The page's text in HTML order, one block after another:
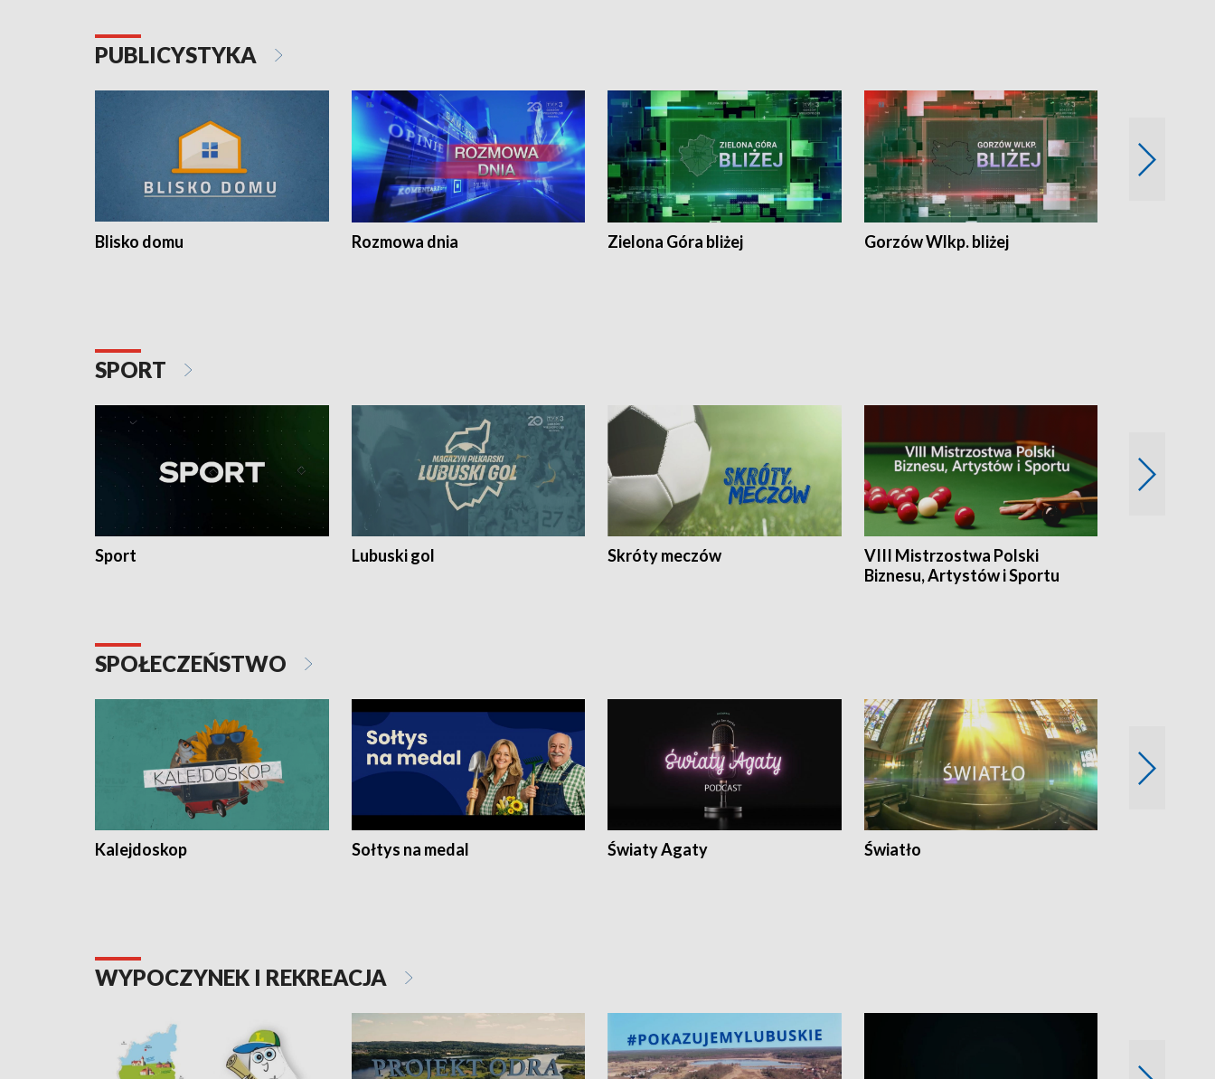
PUBLICYSTYKA
Blisko domu Rozmowa dnia Zielona Góra bliżej Gorzów Wlkp. bliżej
SPORT
Sport Lubuski gol Skróty meczów
VIII Mistrzostwa Polski
Biznesu, Artystów i Sportu
SPOŁECZEŃSTWO
Kalejdoskop Sołtys na medal Światy Agaty Światło
WYPOCZYNEK I REKREACJA